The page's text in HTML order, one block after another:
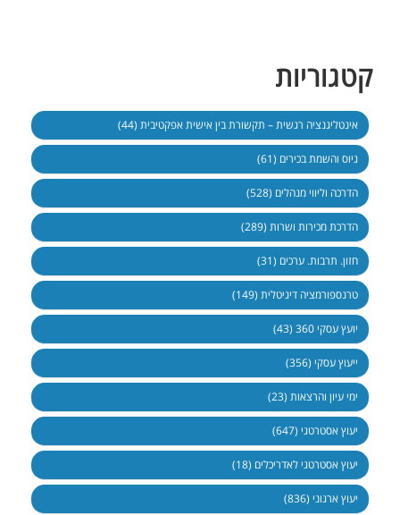
קטגוריות
אינטליגנציה רגשית – תקשורת בין אישית אפקטיבית (44)
גיוס והשמת בכירים (61)
הדרכה וליווי מנהלים (528)
הדרכת מכירות ושרות (289)
חזון. תרבות. ערכים (31)
טרנספורמציה דיגיטלית (149)
יועץ עסקי 360 (43)
ייעוץ עסקי (356)
ימי עיון והרצאות (23)
יעוץ אסטרטגי (647)
יעוץ אסטרטגי לאדריכלים (18)
יעוץ ארגוני (836)